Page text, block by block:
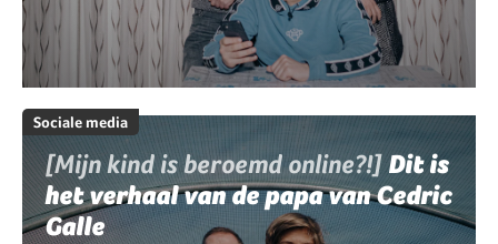
Sociale media
[Mijn kind is beroemd online?!] Dit is
het verhaal van de papa van Cedric
Galle